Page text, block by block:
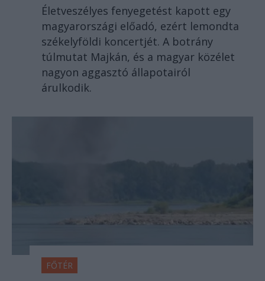
Életveszélyes fenyegetést kapott egy
magyarországi előadó, ezért lemondta
székelyföldi koncertjét. A botrány
túlmutat Majkán, és a magyar közélet
nagyon aggasztó állapotairól
árulkodik.
FŐTÉR